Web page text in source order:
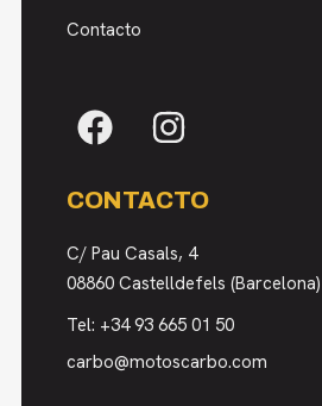
Contacto
CONTACTO
C/ Pau Casals, 4
08860 Castelldefels (Barcelona)
Tel: +34 93 665 01 50
carbo@motoscarbo.com